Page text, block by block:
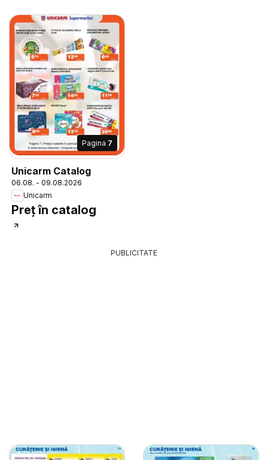
Pagina 7
Unicarm Catalog
06.08. - 09.08.2026
Unicarm
Preț în catalog
PUBLICITATE